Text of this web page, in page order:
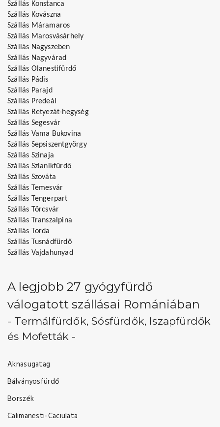
Szállás Konstanca
Szállás Kovászna
Szállás Máramaros
Szállás Marosvásárhely
Szállás Nagyszeben
Szállás Nagyvárad
Szállás Olanestifürdő
Szállás Pádis
Szállás Parajd
Szállás Predeál
Szállás Retyezát-hegység
Szállás Segesvár
Szállás Vama Bukovina
Szállás Sepsiszentgyörgy
Szállás Szinaja
Szállás Szlanikfürdő
Szállás Szováta
Szállás Temesvár
Szállás Tengerpart
Szállás Törcsvár
Szállás Transzalpina
Szállás Torda
Szállás Tusnádfürdő
Szállás Vajdahunyad
A legjobb 27 gyógyfürdő
válogatott szállásai Romániában
- Termálfürdők, Sósfürdők, Iszapfürdők
és Mofetták -
Aknasugatag
Bálványosfürdő
Borszék
Calimanesti-Caciulata